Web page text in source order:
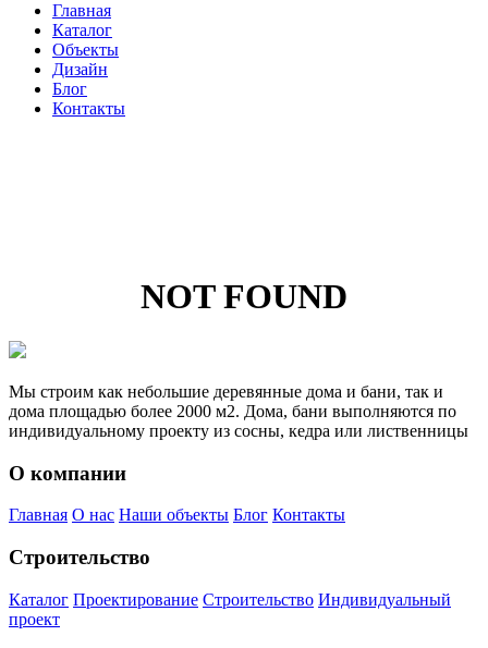
Главная
Каталог
Объекты
Дизайн
Блог
Контакты
NOT FOUND
Мы строим как небольшие деревянные дома и бани, так и
дома площадью более 2000 м2. Дома, бани выполняются по
индивидуальному проекту из сосны, кедра или лиственницы
О компании
Главная О нас Наши объекты Блог Контакты
Строительство
Каталог Проектирование Строительство Индивидуальный
проект